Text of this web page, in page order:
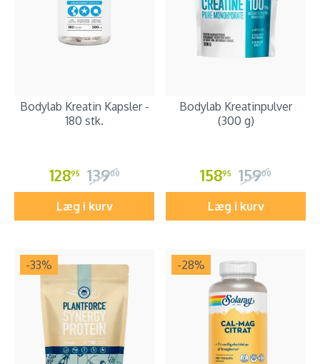
Bodylab Kreatin Kapsler -
180 stk.
12895 13900
Læg i kurv
Bodylab Kreatinpulver
(300 g)
15895 15900
Læg i kurv
-33% -28%